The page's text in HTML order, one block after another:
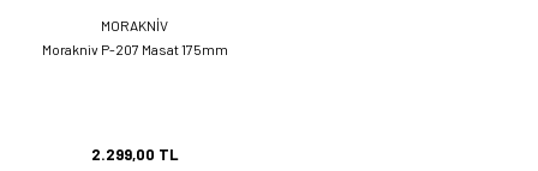
MORAKNİV
Morakniv P-207 Masat 175mm
2.299,00 TL